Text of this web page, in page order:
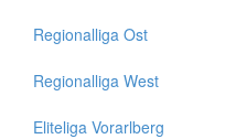
Regionalliga Ost
Regionalliga West
Eliteliga Vorarlberg